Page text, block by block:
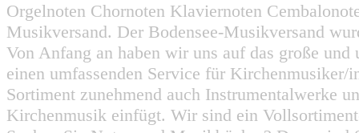
Orgelnoten Chornoten Klaviernoten
Musikversand. Der Bodensee-Musikversand
Von Anfang an haben wir uns auf das große
einen umfassenden Service für
Sortiment zunehmend auch Instrumentalwerke
Kirchenmusik einfügt. Wir sind ein